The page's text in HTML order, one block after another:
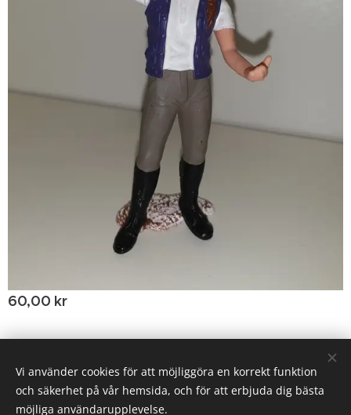
60,00 kr
© 2020 Birgitta Helm, Broestorp 1175, 289 93 Broby
Cookies
Vi använder cookies för att möjliggöra en korrekt funktion
och säkerhet på vår hemsida, och för att erbjuda dig bästa
möjliga användarupplevelse.